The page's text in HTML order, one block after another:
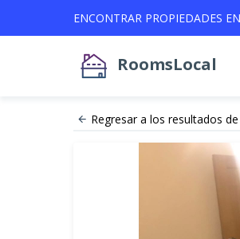
ENCONTRAR PROPIEDADES EN
RoomsLocal
Regresar a los resultados